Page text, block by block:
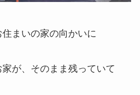
まいの家の向かいに
が、そのまま残っていて